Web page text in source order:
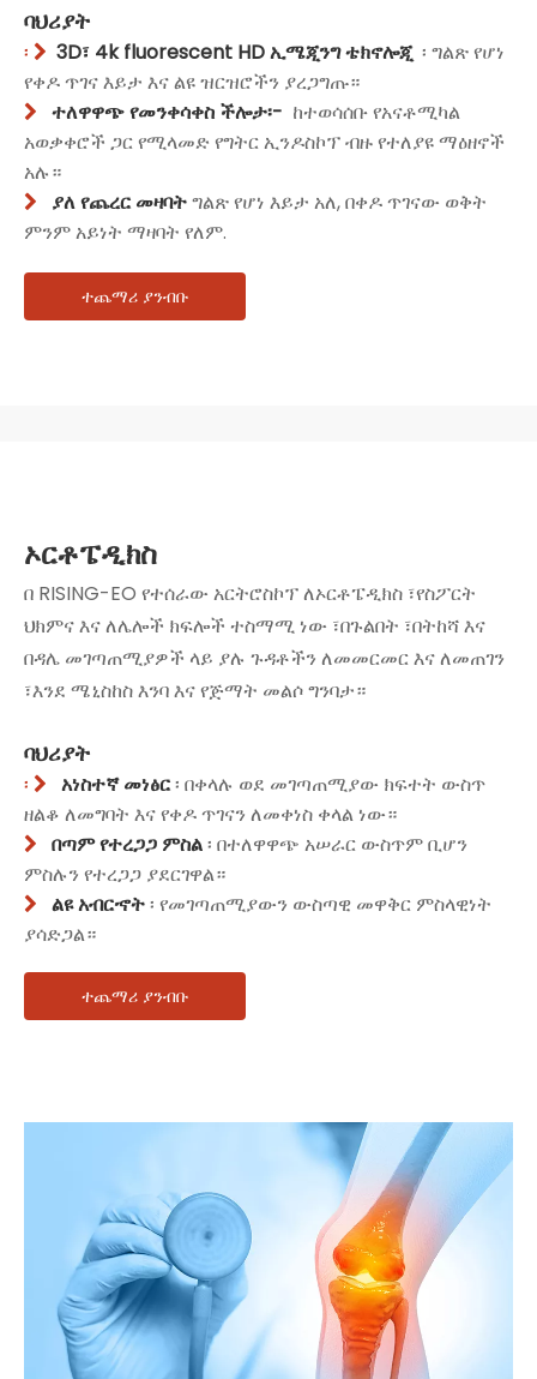
ባህሪያት
፡  3D፣ 4k fluorescent HD ኢሜጂንግ ቴክኖሎጂ ፡ ግልጽ የሆነ
የቀዶ ጥገና እይታ እና ልዩ ዝርዝሮችን ያረጋግጡ።
 ተለዋዋጭ የመንቀሳቀስ ችሎታ፡- ከተወሳሰቡ የአናቶሚካል
አወቃቀሮች ጋር የሚላመድ የግትር ኢንዶስኮፕ ብዙ የተለያዩ ማዕዘኖች
አሉ።
 ያለ የጨረር መዛባትግልጽ የሆነ እይታ አለ, በቀዶ ጥገናው ወቅት
ምንም አይነት ማዛባት የለም.
ተጨማሪ ያንብቡ
ኦርቶፔዲክስ
በ RISING-EO የተሰራው አርትሮስኮፕ ለኦርቶፔዲክስ ፣የስፖርት
ህክምና እና ለሌሎች ክፍሎች ተስማሚ ነው ፣በጉልበት ፣በትከሻ እና
በዳሌ መገጣጠሚያዎች ላይ ያሉ ጉዳቶችን ለመመርመር እና ለመጠገን
፣እንደ ሜኒስከስ እንባ እና የጅማት መልሶ ግንባታ።
ባህሪያት
፡  አነስተኛ መነፅር፡ በቀላሉ ወደ መገጣጠሚያው ክፍተት ውስጥ
ዘልቆ ለመግባት እና የቀዶ ጥገናን ለመቀነስ ቀላል ነው።
 በጣም የተረጋጋ ምስል፡ በተለዋዋጭ አሠራር ውስጥም ቢሆን
ምስሉን የተረጋጋ ያደርገዋል።
 ልዩ አብርኆት፡ የመገጣጠሚያውን ውስጣዊ መዋቅር ምስላዊነት
ያሳድጋል።
ተጨማሪ ያንብቡ